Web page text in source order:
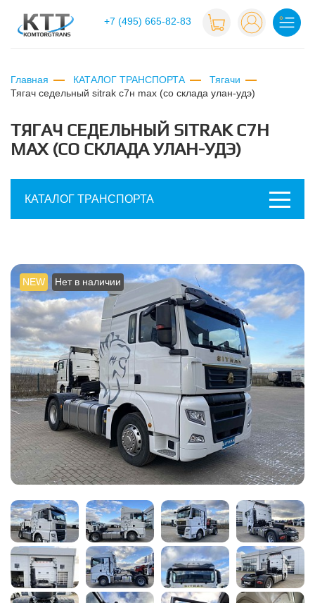
+7 (495) 665-82-83
Главная КАТАЛОГ ТРАНСПОРТА
Тягачи
тягач седельный sitrak с7н max (со склада улан-удэ)
ТЯГАЧ СЕДЕЛЬНЫЙ SITRAK С7Н
MAX (СО СКЛАДА УЛАН-УДЭ)
КАТАЛОГ ТРАНСПОРТА
NEW Нет в наличии